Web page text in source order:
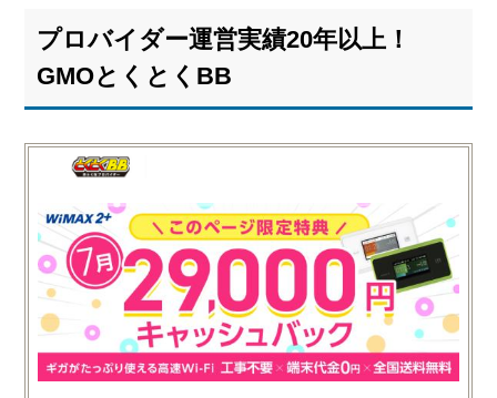
プロバイダー運営実績20年以上！
GMOとくとくBB